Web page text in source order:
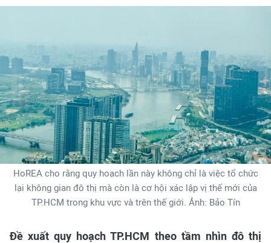
HoREA cho rằng quy hoạch lần này không chỉ là việc tổ chức
lại không gian đô thị mà còn là cơ hội xác lập vị thế mới của
TP.HCM trong khu vực và trên thế giới. Ảnh: Bảo Tín
Đề xuất quy hoạch TP.HCM theo tầm nhìn đô thị